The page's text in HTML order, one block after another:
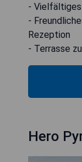
-
-
Rezeption
- Terrasse
Hero